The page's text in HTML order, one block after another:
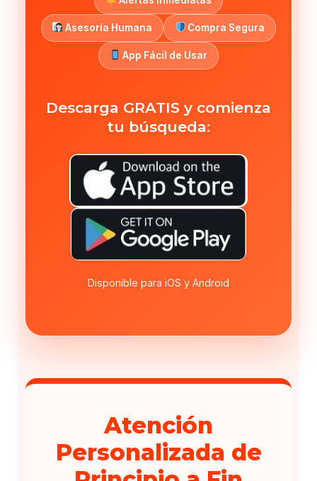
Asesoría Humana Compra Segura
App Fácil de Usar
Descarga GRATIS y comienza
tu búsqueda:
Disponible para iOS y Android
Atención
Personalizada de